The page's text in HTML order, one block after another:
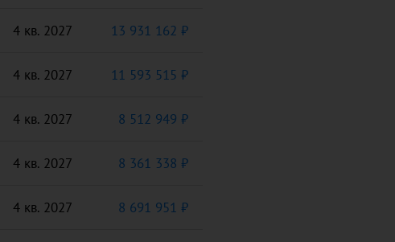
4 кв. 2027 13 931 162 ₽
4 кв. 2027 11 593 515 ₽
4 кв. 2027 8 512 949 ₽
4 кв. 2027 8 361 338 ₽
4 кв. 2027 8 691 951 ₽